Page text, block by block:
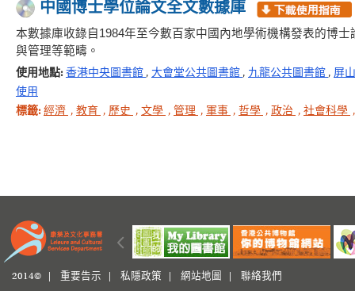
中國博士學位論文全文數據庫
本數據庫收錄自1984年至今數百家中國內地學術機構發表的博
與管理等範疇。
使用地點: 香港中央圖書館 , 大會堂公共圖書館 , 九龍公共圖書館 , 屏
使用
標籤: 經濟 , 教育 , 歷史 , 文學 , 管理 , 軍事 , 哲學 , 政治 , 社會科學
2014© | 重要告示 私隱政策 網站地圖 聯絡我們